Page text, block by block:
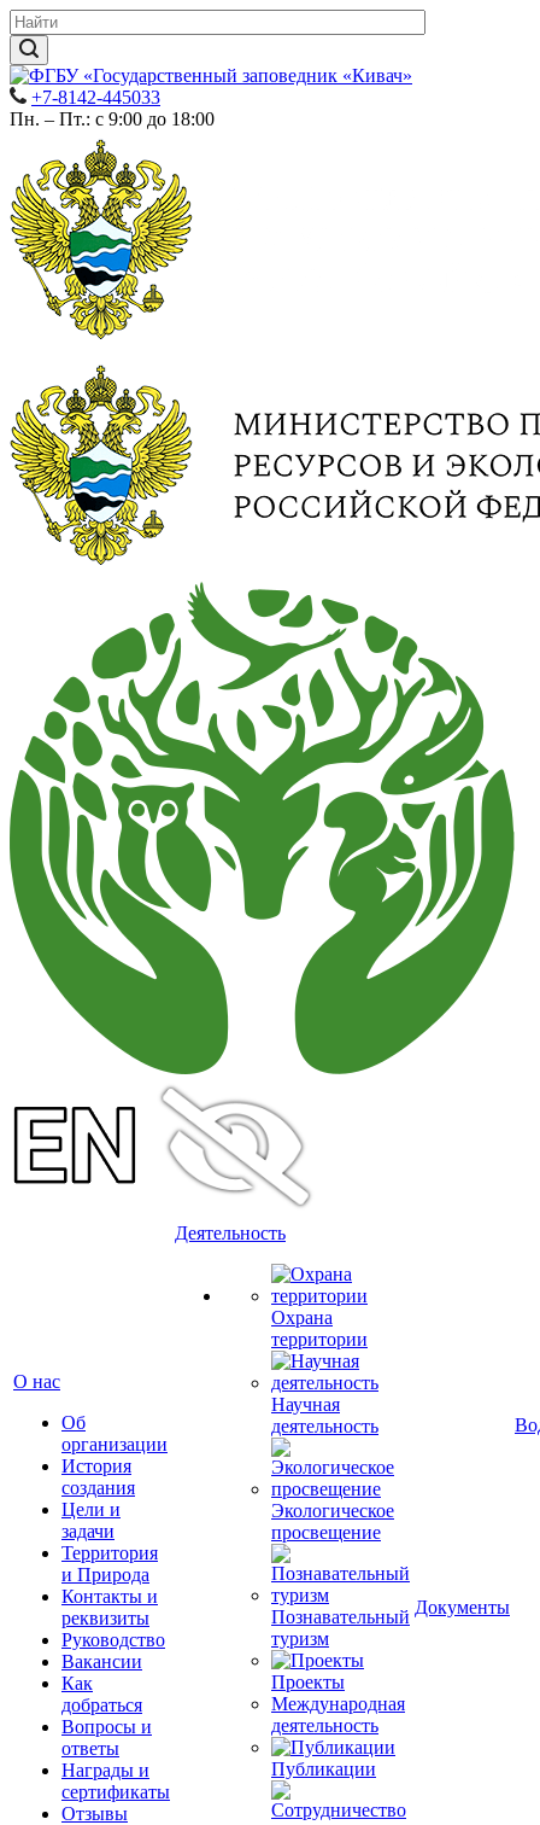
+7-8142-445033
Пн. – Пт.: с 9:00 до 18:00
О нас
Об
организации
История
создания
Цели и
задачи
Территория
и Природа
Контакты и
реквизиты
Руководство
Вакансии
Как
добраться
Вопросы и
ответы
Награды и
сертификаты
Отзывы
Деятельность
Охрана
территории
Научная
деятельность
Экологическое
просвещение
Познавательный
туризм
Проекты
Международная
деятельность
Публикации
Документы